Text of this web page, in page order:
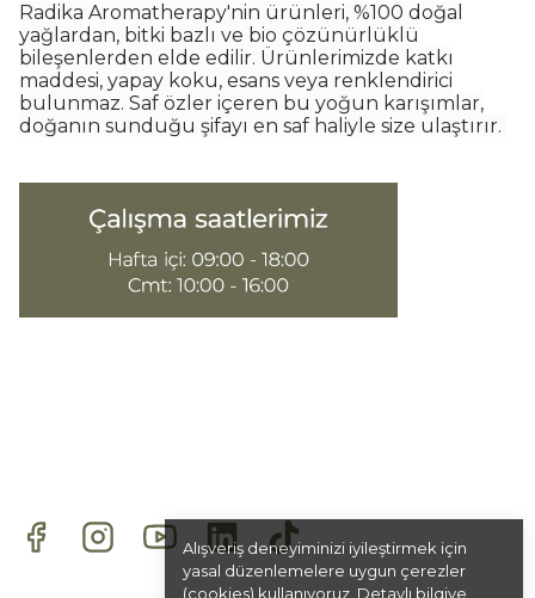
Alışveriş deneyiminizi iyileştirmek için
yasal düzenlemelere uygun çerezler
(cookies) kullanıyoruz. Detaylı bilgiye
Radika Aromatherapy'nin ürünleri, %100 doğal
yağlardan, bitki bazlı ve bio çözünürlüklü
bileşenlerden elde edilir. Ürünlerimizde katkı
maddesi, yapay koku, esans veya renklendirici
bulunmaz. Saf özler içeren bu yoğun karışımlar,
doğanın sunduğu şifayı en saf haliyle size ulaştırır.